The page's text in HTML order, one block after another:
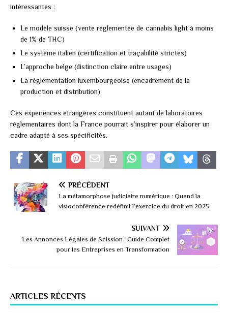
intéressantes :
Le modèle suisse (vente réglementée de cannabis light à moins
de 1% de THC)
Le système italien (certification et traçabilité strictes)
L’approche belge (distinction claire entre usages)
La réglementation luxembourgeoise (encadrement de la
production et distribution)
Ces expériences étrangères constituent autant de laboratoires
réglementaires dont la France pourrait s’inspirer pour élaborer un
cadre adapté à ses spécificités.
PRÉCÉDENT
La métamorphose judiciaire numérique : Quand la
visioconférence redéfinit l’exercice du droit en 2025
SUIVANT
Les Annonces Légales de Scission : Guide Complet
pour les Entreprises en Transformation
ARTICLES RÉCENTS